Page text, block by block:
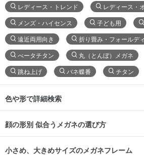
レディース・トレンド レディース・
メンズ・ハイセンス 子ども用
遠近両用向き 折り畳み・フォールデ
べータチタン 丸（とんぼ）メガネ
跳ね上げ バネ蝶番 チタン
色や形で詳細検索
顔の形別 似合うメガネの選び方
小さめ、大きめサイズのメガネフレーム